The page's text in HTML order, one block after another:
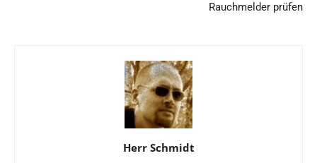
Rauchmelder prüfen
Herr Schmidt